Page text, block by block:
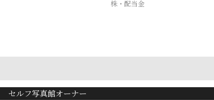
株・配当金
セルフ写真館オーナー